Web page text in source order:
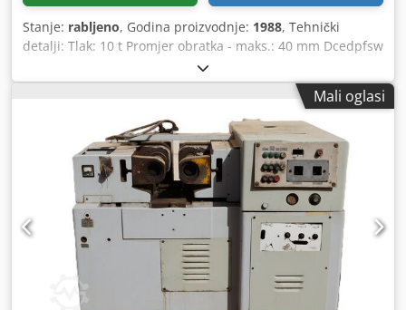
Stanje: rabljeno, Godina proizvodnje: 1988, Tehnički
detalji: Tlak: 10 t Promjer obratka - maks.: 40 mm Dcedpfsw
D Aq Tsx Akvek Dužina navoja: 70-80 mm Promjer obratka
min/maks: 3 / 40 mm Broj okretaja: 47-94 o/min Brzina
pomaka: 0,5 - 6 mm/s Radni hod: maks. 7 mm Ukupna
potrebna snaga: 4,68 kW Težina stroja cca: 1,4 t Dimenzije
stroja: 1,4 x 1,4 x 1,7 D Š V m Dimenzije hidraulike: 0,8 x 1,2
m Hidraulički pogon ručni i automatski ciklus podesiva
brzina valjka maks. promjer navoja 40 mm, min. promjer
navoja 3 mm korak do 3,5 mm, maks. korak 1,75 mm širina
valjka min. 80 mm, maks. 120 mm Brzina vretena 47-94
Promjer valjkastog vretena 40 razni valjci kao dodatna
Mali oglasi